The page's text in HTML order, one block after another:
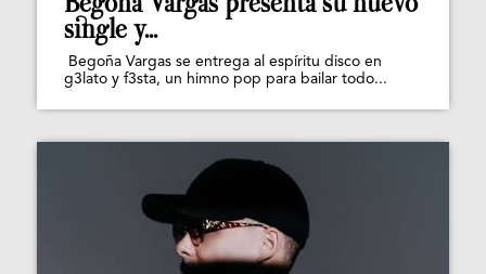
Begoña Vargas presenta su nuevo
single y...
g3lato y f3sta, un himno pop para bailar todo...